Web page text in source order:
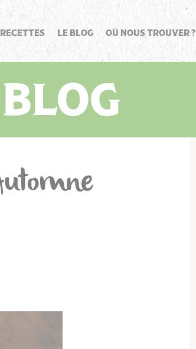
LE BLOG OÙ NOUS TROUVER ?